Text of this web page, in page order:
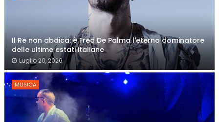
Il Re non abdica: è Fred De Palma l'eterno dominatore
delle ultime estati italiane
Luglio 20, 2026
MUSICA